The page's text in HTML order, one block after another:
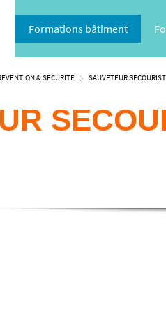
Formations bâtiment
& SECURITE SAUVETEUR